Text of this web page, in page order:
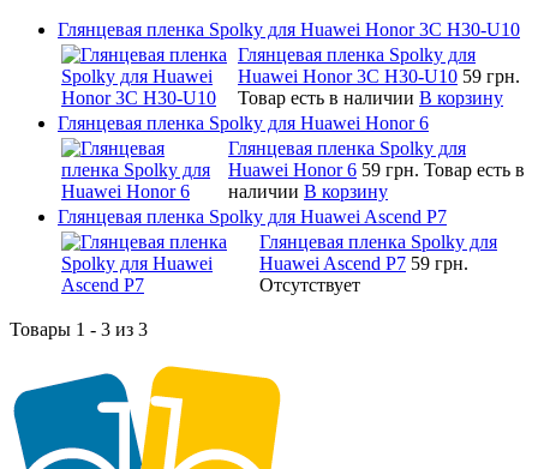
Глянцевая пленка Spolky для Huawei Honor 3C H30-U10
Глянцевая пленка Spolky для
Huawei Honor 3C H30-U10 59 грн.
Товар есть в наличии В корзину
Глянцевая пленка Spolky для Huawei Honor 6
Глянцевая пленка Spolky для
Huawei Honor 6 59 грн. Товар есть в
наличии В корзину
Глянцевая пленка Spolky для Huawei Ascend P7
Глянцевая пленка Spolky для
Huawei Ascend P7 59 грн.
Отсутствует
Товары 1 - 3 из 3